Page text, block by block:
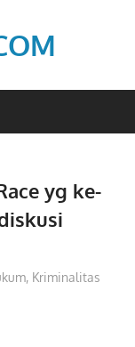
yg ke-
, Kriminalitas